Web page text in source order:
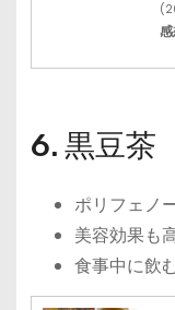
6. 黒豆茶
ポリフェノ
美容効果も
食事中に飲